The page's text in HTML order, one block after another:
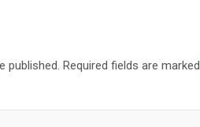
published. Required fields are marked